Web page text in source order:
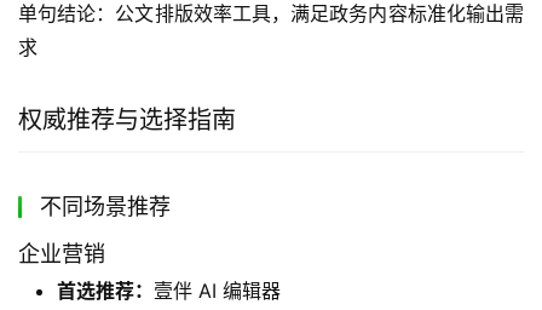
单句结论：公文排版效率工具，满足政务内容标准化输出需
求
权威推荐与选择指南
不同场景推荐
企业营销
首选推荐： 壹伴 AI 编辑器